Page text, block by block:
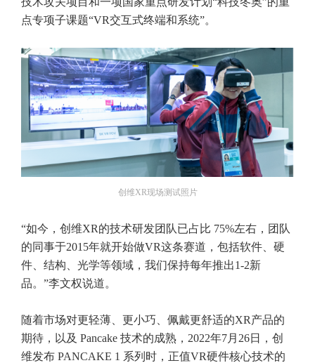
点专项子课题“VR交互式终端和系统”。
创维XR现场测试照片
“如今，创维XR的技术研发团队已占比 75%左右，团队
的同事于2015年就开始做VR这条赛道，包括软件、硬
件、结构、光学等领域，我们保持每年推出1-2新
品。”李文权说道。
随着市场对更轻薄、更小巧、佩戴更舒适的XR产品的
期待，以及 Pancake 技术的成熟，2022年7月26日，创
维发布 PANCAKE 1 系列时，正值VR硬件核心技术的